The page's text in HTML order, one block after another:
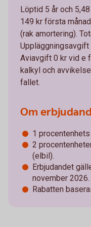
Löptid 5 år och
149 kr första
(rak amortering).
Uppläggningsavgift
Aviavgift 0 kr vid e
kalkyl och
fallet.
Om
1
2
(elbil).
Erbjudandet
november 2026.
Rabatten